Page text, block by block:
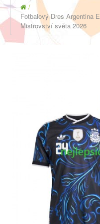
Fotbalový Dres Argentina
Mistrovství světa 2026